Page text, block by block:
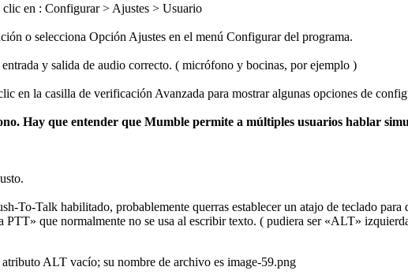
clic en : Configurar > Ajustes > Usuario
o selecciona Opción Ajustes en el menú Configurar del programa.
y salida de audio correcto. ( micrófono y bocinas, por ejemplo )
en la casilla de verificación Avanzada para mostrar algunas opciones de
Hay que entender que Mumble permite a múltiples usuarios hablar
To-Talk habilitado, probablemente querras establecer un atajo de teclado para
que normalmente no se usa al escribir texto. ( pudiera ser «ALT»